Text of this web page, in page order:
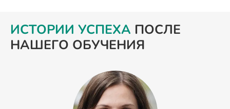
ИСТОРИИ УСПЕХА ПОСЛЕ
НАШЕГО ОБУЧЕНИЯ